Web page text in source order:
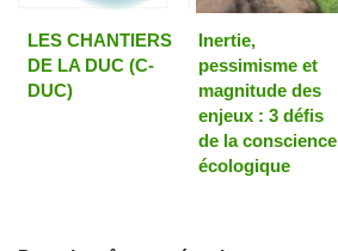
LES CHANTIERS
DE LA DUC (C-
DUC)
Inertie,
pessimisme et
magnitude des
enjeux : 3 défis
de la conscience
écologique